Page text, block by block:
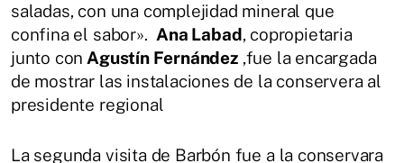
saladas, con una complejidad mineral que
confina el sabor». Ana Labad, copropietaria
junto con Agustín Fernández,fue la encargada
de mostrar las instalaciones de la conservera al
presidente regional
La segunda visita de Barbón fue a la conservara